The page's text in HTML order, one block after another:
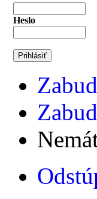
Heslo